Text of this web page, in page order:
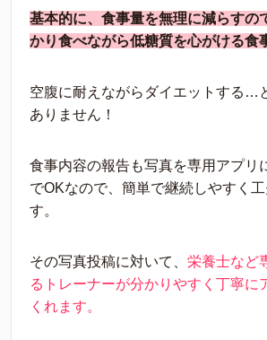
基本的に、食事量を無理に減らすの
かり食べながら低糖質を心がける食
空腹に耐えながらダイエットする…
ありません！
食事内容の報告も写真を専用アプリ
でOKなので、簡単で継続しやすく
す。
その写真投稿に対いて、 栄養士など
るトレーナーが分かりやすく丁寧に
くれます。